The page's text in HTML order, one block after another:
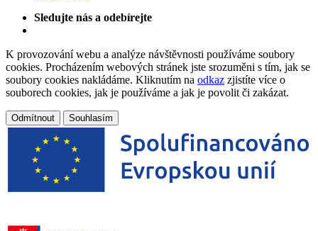
Sledujte nás a odebírejte
K provozování webu a analýze návštěvnosti používáme soubory
cookies. Procházením webových stránek jste srozuměni s tím, jak se
soubory cookies nakládáme. Kliknutím na odkaz zjistíte více o
souborech cookies, jak je používáme a jak je povolit či zakázat.
Odmítnout Souhlasím